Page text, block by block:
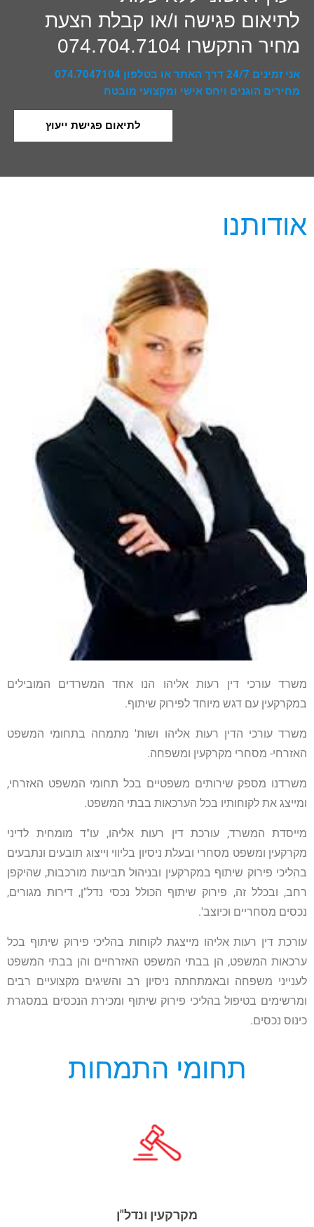
לתיאום פגישה ו/או קבלת הצעת
מחיר התקשרו 074.704.7104
אני זמינים 24/7 דרך האתר או בטלפון 074.7047104
מחירים הוגנים ויחס אישי ומקצועי מובטח
לתיאום פגישת ייעוץ
אודותנו
משרד עורכי דין רעות אליהו הנו אחד המשרדים המובילים
במקרקעין עם דגש מיוחד לפירוק שיתוף.
משרד עורכי הדין רעות אליהו ושות' מתמחה בתחומי המשפט
האזרחי- מסחרי מקרקעין ומשפחה.
משרדנו מספק שירותים משפטיים בכל תחומי המשפט האזרחי,
ומייצג את לקוחותיו בכל הערכאות בבתי המשפט.
מייסדת המשרד, עורכת דין רעות אליהו, עו"ד מומחית לדיני
מקרקעין ומשפט מסחרי ובעלת ניסיון בליווי וייצוג תובעים ונתבעים
בהליכי פירוק שיתוף במקרקעין ובניהול תביעות מורכבות, שהיקפן
רחב, ובכלל זה, פירוק שיתוף הכולל נכסי נדל"ן, דירות מגורים,
נכסים מסחריים וכיוצב'.
עורכת דין רעות אליהו מייצגת לקוחות בהליכי פירוק שיתוף בכל
ערכאות המשפט, הן בבתי המשפט האזרחיים והן בבתי המשפט
לענייני משפחה ובאמתחתה ניסיון רב והשיגים מקצועיים רבים
ומרשימים בטיפול בהליכי פירוק שיתוף ומכירת הנכסים במסגרת
כינוס נכסים.
תחומי התמחות
מקרקעין ונדל"ן